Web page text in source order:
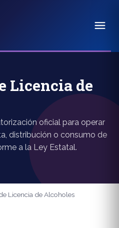
Licencia de
oficial para operar
distribución o consumo de
a la Ley Estatal.
Licencia de Alcoholes